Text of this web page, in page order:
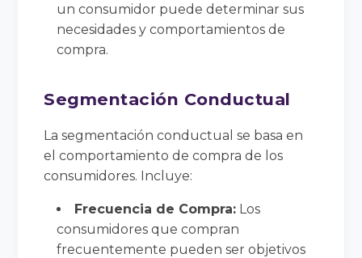
un consumidor puede determinar sus
necesidades y comportamientos de
compra.
Segmentación Conductual
La segmentación conductual se basa en
el comportamiento de compra de los
consumidores. Incluye:
Frecuencia de Compra: Los
consumidores que compran
frecuentemente pueden ser objetivos